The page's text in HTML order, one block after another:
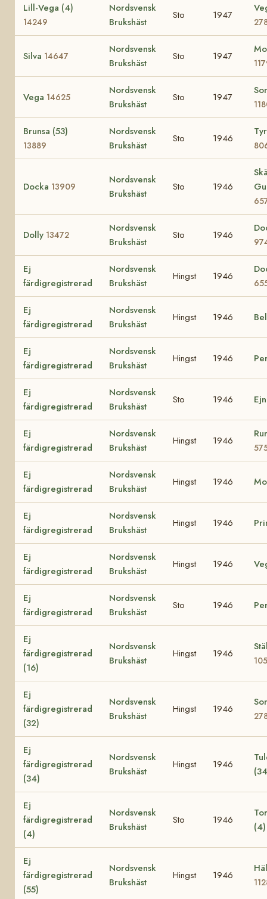
Lill-Vega (4)
14249
Nordsvensk
Brukshäst
Sto 1947
Silva 14647
Nordsvensk
Brukshäst
Sto 1947
Vega 14625
Nordsvensk
Brukshäst
Sto 1947
Brunsa (53)
13889
Nordsvensk
Brukshäst
Sto 1946
Docka 13909
Nordsvensk
Brukshäst
Sto 1946
Dolly 13472
Nordsvensk
Brukshäst
Sto 1946
Ej
färdigregistrerad
Nordsvensk
Brukshäst
Hingst 1946
Ej
färdigregistrerad
Nordsvensk
Brukshäst
Hingst 1946
Ej
färdigregistrerad
Nordsvensk
Brukshäst
Hingst 1946
Ej
färdigregistrerad
Nordsvensk
Brukshäst
Sto 1946
Ej
färdigregistrerad
Nordsvensk
Brukshäst
Hingst 1946
Ej
färdigregistrerad
Nordsvensk
Brukshäst
Hingst 1946
Ej
färdigregistrerad
Nordsvensk
Brukshäst
Hingst 1946
Ej
färdigregistrerad
Nordsvensk
Brukshäst
Hingst 1946
Ej
färdigregistrerad
Nordsvensk
Brukshäst
Sto 1946
Ej
färdigregistrerad
(16)
Nordsvensk
Brukshäst
Hingst 1946
Ej
färdigregistrerad
(32)
Nordsvensk
Brukshäst
Hingst 1946
Ej
färdigregistrerad
(34)
Nordsvensk
Brukshäst
Hingst 1946
Ej
färdigregistrerad
(4)
Nordsvensk
Brukshäst
Sto 1946
Ej
färdigregistrerad
(55)
Nordsvensk
Brukshäst
Hingst 1946